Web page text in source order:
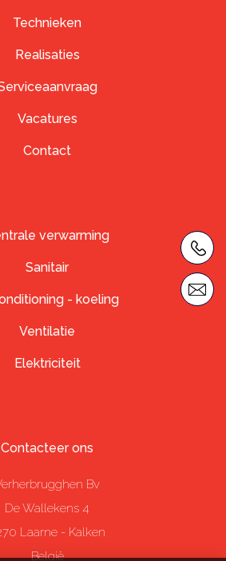
Technieken
Realisaties
Vacatures
Contact
verwarming
Sanitair
- koeling
Ventilatie
Elektriciteit
Contacteer ons
Bv
De Wallekens 4
Laarne - Kalken
België